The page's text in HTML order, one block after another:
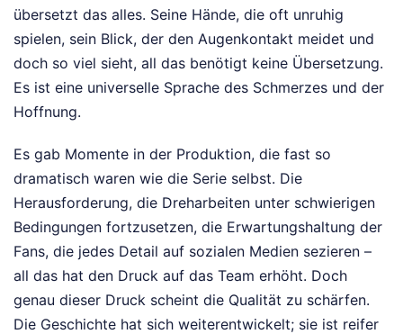
übersetzt das alles. Seine Hände, die oft unruhig
spielen, sein Blick, der den Augenkontakt meidet und
doch so viel sieht, all das benötigt keine Übersetzung.
Es ist eine universelle Sprache des Schmerzes und der
Hoffnung.
Es gab Momente in der Produktion, die fast so
dramatisch waren wie die Serie selbst. Die
Herausforderung, die Dreharbeiten unter schwierigen
Bedingungen fortzusetzen, die Erwartungshaltung der
Fans, die jedes Detail auf sozialen Medien sezieren –
all das hat den Druck auf das Team erhöht. Doch
genau dieser Druck scheint die Qualität zu schärfen.
Die Geschichte hat sich weiterentwickelt; sie ist reifer